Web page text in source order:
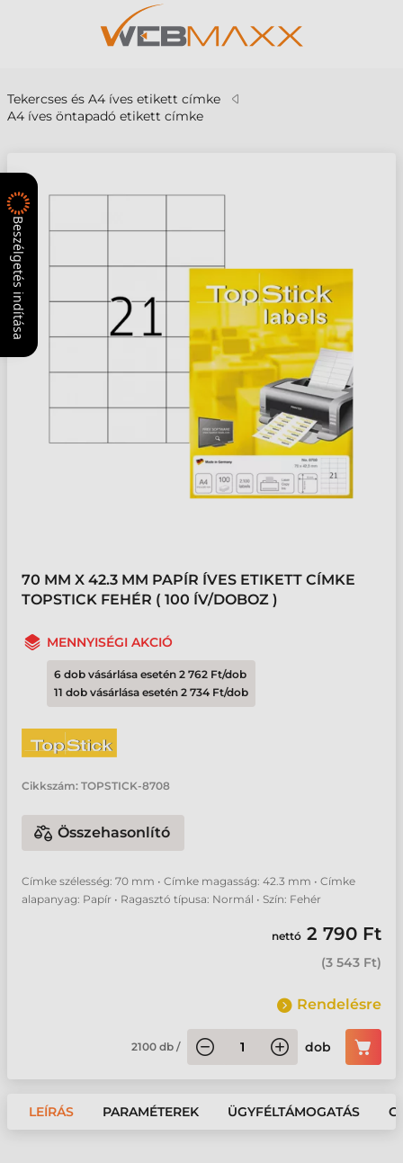
Tekercses és A4 íves etikett címke
A4 íves öntapadó etikett címke
70 MM X 42.3 MM PAPÍR ÍVES ETIKETT CÍMKE
TOPSTICK FEHÉR ( 100 ÍV/DOBOZ )
MENNYISÉGI AKCIÓ
6 dob vásárlása esetén 2 762 Ft/dob
11 dob vásárlása esetén 2 734 Ft/dob
Cikkszám: TOPSTICK-8708
Összehasonlító
Címke szélesség: 70 mm • Címke magasság: 42.3 mm • Címke
alapanyag: Papír • Ragasztó típusa: Normál • Szín: Fehér
nettó 2 790 Ft
(3 543 Ft)
Rendelésre
2100 db / dob
LEÍRÁS PARAMÉTEREK ÜGYFÉLTÁMOGATÁS
Beszélgetés indítása